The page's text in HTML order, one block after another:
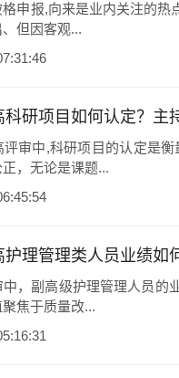
申报,向来是业内关注的热
但因客观...
科研项目如何认定？主
审中,科研项目的认定是
，无论是课题...
护理管理类人员业绩如
，副高级护理管理人员的
焦于质量改...